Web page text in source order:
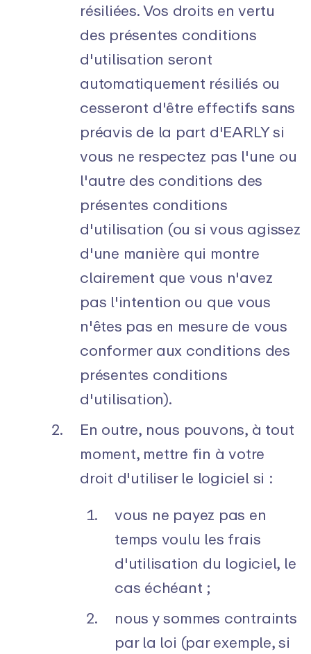
résiliées. Vos droits en vertu
des présentes conditions
d'utilisation seront
automatiquement résiliés ou
cesseront d'être effectifs sans
préavis de la part d'EARLY si
vous ne respectez pas l'une ou
l'autre des conditions des
présentes conditions
d'utilisation (ou si vous agissez
d'une manière qui montre
clairement que vous n'avez
pas l'intention ou que vous
n'êtes pas en mesure de vous
conformer aux conditions des
présentes conditions
d'utilisation).
En outre, nous pouvons, à tout
moment, mettre fin à votre
droit d'utiliser le logiciel si :
vous ne payez pas en
temps voulu les frais
d'utilisation du logiciel, le
cas échéant ;
nous y sommes contraints
par la loi (par exemple, si